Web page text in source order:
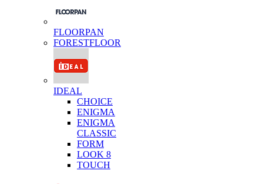
FLOORPAN
FORESTFLOOR
IDEAL
CHOICE
ENIGMA
ENIGMA
CLASSIC
FORM
LOOK 8
TOUCH